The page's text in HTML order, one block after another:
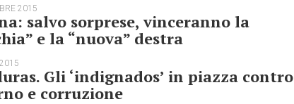
2015
salvo sorprese, vinceranno la
e la “nuova” destra
Gli ‘indignados’ in piazza contro
e corruzione